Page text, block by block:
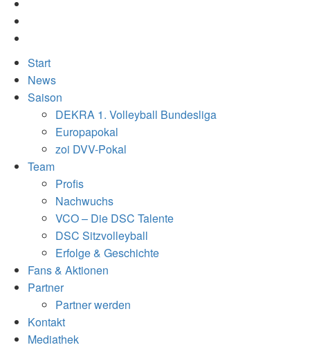
Start
News
Saison
DEKRA 1. Volleyball Bundesliga
Europapokal
zoi DVV-Pokal
Team
Profis
Nachwuchs
VCO – Die DSC Talente
DSC Sitzvolleyball
Erfolge & Geschichte
Fans & Aktionen
Partner
Partner werden
Kontakt
Mediathek